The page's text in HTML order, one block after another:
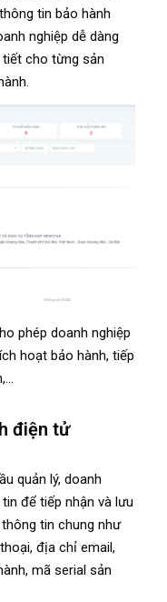
tin bảo hành
nghiệp dễ dàng
cho từng sản
phép doanh nghiệp
hoạt bảo hành, tiếp
điện tử
quản lý, doanh
để tiếp nhận và lưu
tin chung như
địa chỉ email,
mã serial sản